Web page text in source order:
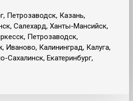
Петрозаводск, Казань,
Салехард, Ханты-Мансийск,
Петрозаводск,
Калининград, Калуга,
Екатеринбург,